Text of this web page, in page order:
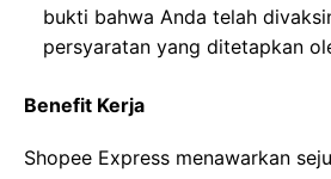
bukti bahwa Anda telah
persyaratan yang ditetapkan
Benefit Kerja
Shopee Express menawarkan